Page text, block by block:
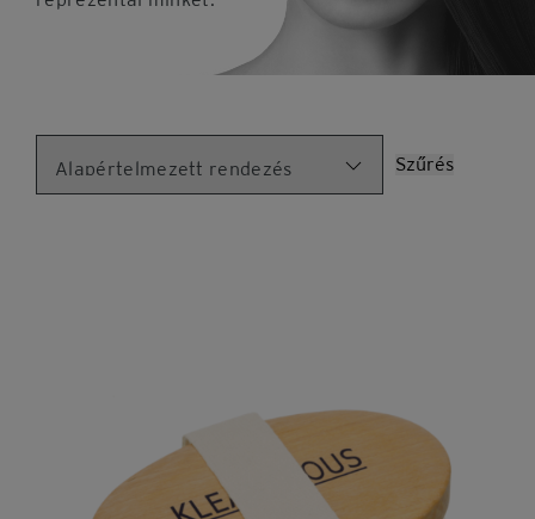
Szűrés